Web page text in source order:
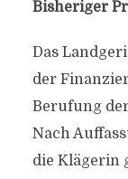
Bisheriger
Das
der
Berufung
Nach
die Klägerin